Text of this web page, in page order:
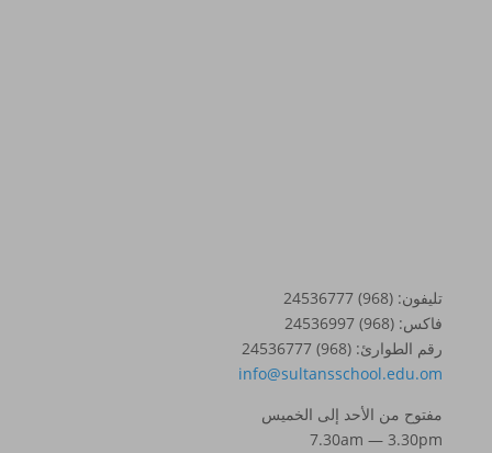
تليفون: (968) 24536777
فاكس: (968) 24536997
رقم الطوارئ: (968) 24536777
info@sultansschool.edu.om
مفتوح من الأحد إلى الخميس
7.30am — 3.30pm